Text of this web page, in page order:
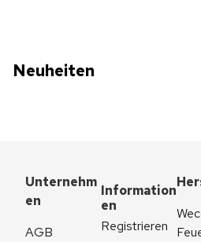
Neuheiten
Unternehm
en
AGB
Information
en
Registrieren